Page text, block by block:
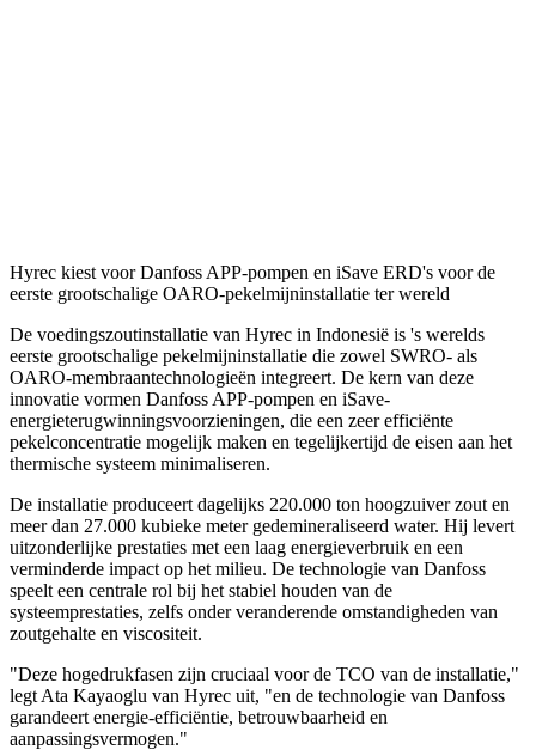
Hyrec kiest voor Danfoss APP-pompen en iSave ERD's voor de
eerste grootschalige OARO-pekelmijninstallatie ter wereld
De voedingszoutinstallatie van Hyrec in Indonesië is 's werelds
eerste grootschalige pekelmijninstallatie die zowel SWRO- als
OARO-membraantechnologieën integreert. De kern van deze
innovatie vormen Danfoss APP-pompen en iSave-
energieterugwinningsvoorzieningen, die een zeer efficiënte
pekelconcentratie mogelijk maken en tegelijkertijd de eisen aan het
thermische systeem minimaliseren.
De installatie produceert dagelijks 220.000 ton hoogzuiver zout en
meer dan 27.000 kubieke meter gedemineraliseerd water. Hij levert
uitzonderlijke prestaties met een laag energieverbruik en een
verminderde impact op het milieu. De technologie van Danfoss
speelt een centrale rol bij het stabiel houden van de
systeemprestaties, zelfs onder veranderende omstandigheden van
zoutgehalte en viscositeit.
"Deze hogedrukfasen zijn cruciaal voor de TCO van de installatie,"
legt Ata Kayaoglu van Hyrec uit, "en de technologie van Danfoss
garandeert energie-efficiëntie, betrouwbaarheid en
aanpassingsvermogen."